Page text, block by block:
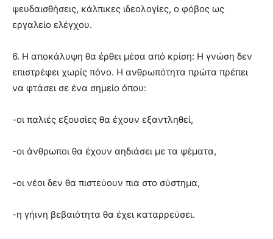
ψευδαισθήσεις, κάλπικες ιδεολογίες, ο φόβος ως
εργαλείο ελέγχου.
6. Η αποκάλυψη θα έρθει μέσα από κρίση: Η γνώση δεν
επιστρέφει χωρίς πόνο. Η ανθρωπότητα πρώτα πρέπει
να φτάσει σε ένα σημείο όπου:
-οι παλιές εξουσίες θα έχουν εξαντληθεί,
-οι άνθρωποι θα έχουν αηδιάσει με τα ψέματα,
-οι νέοι δεν θα πιστεύουν πια στο σύστημα,
-η γήινη βεβαιότητα θα έχει καταρρεύσει.